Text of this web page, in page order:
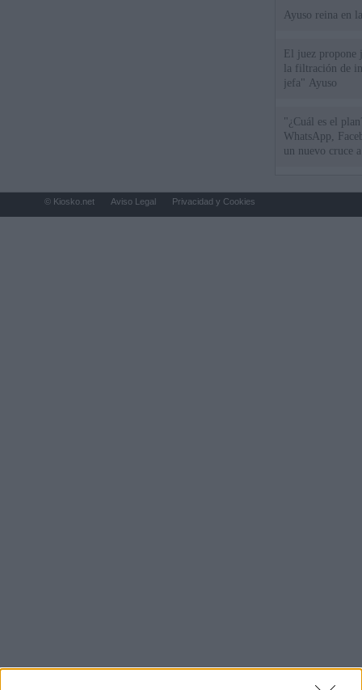
Ayuso reina en
El juez propone
la filtración de
jefa" Ayuso
"¿Cuál es el
WhatsApp,
un nuevo cruce
© Kiosko.net Aviso Legal Privacidad y Cookies